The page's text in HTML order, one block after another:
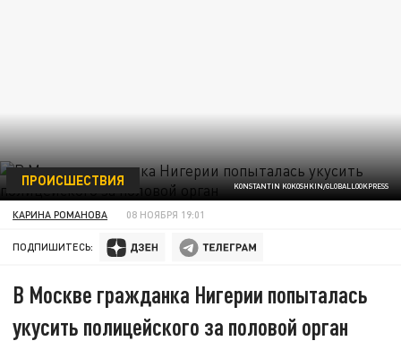
KONSTANTIN KOKOSHKIN/GLOBALLOOKPRESS
ПРОИСШЕСТВИЯ
КАРИНА РОМАНОВА 08 НОЯБРЯ 19:01
ПОДПИШИТЕСЬ:
В Москве гражданка Нигерии попыталась
укусить полицейского за половой орган